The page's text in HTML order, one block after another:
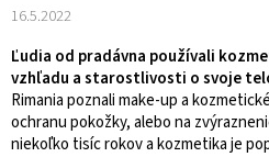
16.5.2022
Ľudia od pradávna používali
vzhľadu a starostlivosti o svoje
Rimania poznali make-up a
ochranu pokožky, alebo na
niekoľko tisíc rokov a kozmetika je